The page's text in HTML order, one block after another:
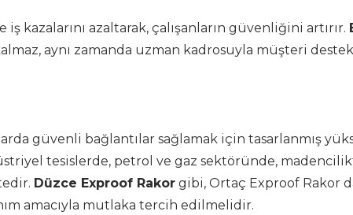
kazalarını azaltarak, çalışanların güvenliğini artırır.
aynı zamanda uzman kadrosuyla müşteri destek
güvenli bağlantılar sağlamak için tasarlanmış
tesislerde, petrol ve gaz sektöründe,
Düzce Exproof Rakor gibi, Ortaç Exproof Rakor
amacıyla mutlaka tercih edilmelidir.